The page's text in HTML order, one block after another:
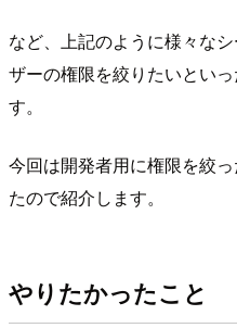
など、上記のように様々な
ザーの権限を絞りたいとい
す。
今回は開発者用に権限を絞
たので紹介します。
やりたかったこと